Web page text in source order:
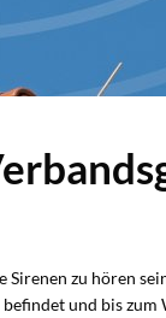
zu hören
und bis